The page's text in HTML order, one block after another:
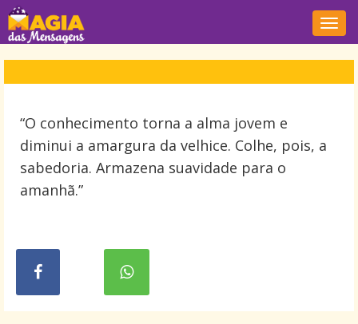
“O conhecimento torna a alma jovem e
diminui a amargura da velhice. Colhe, pois, a
sabedoria. Armazena suavidade para o
amanhã.”